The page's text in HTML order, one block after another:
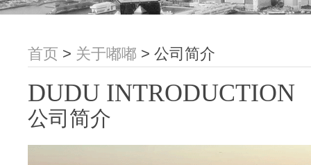
首页 > 关于嘟嘟 > 公司简介
DUDU INTRODUCTION
公司简介